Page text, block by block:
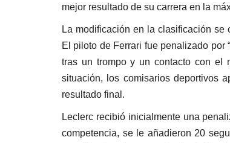
mejor resultado de su carrera en la
La modificación en la clasificación
El piloto de Ferrari fue penalizado por
tras un trompo y un contacto con el
situación, los comisarios deportivos
resultado final.
Leclerc recibió inicialmente una
competencia, se le añadieron 20